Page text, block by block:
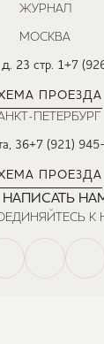
ЖУРНАЛ
МОСКВА
23 стр. 1+7
ПРОЕЗДА
ПЕТЕРБУРГ
36+7 (921)
ПРОЕЗДА
НАПИСАТЬ
К